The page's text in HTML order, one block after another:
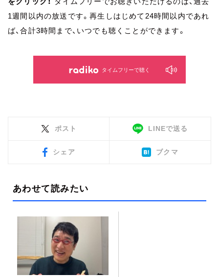
1週間以内の放送です。再生しはじめて24時間以内であれ
ば、合計3時間まで、いつでも聴くことができます。
タイムフリーで聴く
ポスト LINEで送る
シェア ブクマ
あわせて読みたい